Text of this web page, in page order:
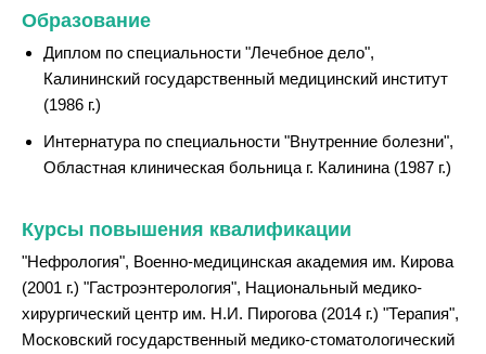
Образование
Диплом по специальности "Лечебное дело",
Калининский государственный медицинский институт
(1986 г.)
Интернатура по специальности "Внутренние болезни",
Областная клиническая больница г. Калинина (1987 г.)
Курсы повышения квалификации
"Нефрология", Военно-медицинская академия им. Кирова
(2001 г.) "Гастроэнтерология", Национальный медико-
хирургический центр им. Н.И. Пирогова (2014 г.) "Терапия",
Московский государственный медико-стоматологический